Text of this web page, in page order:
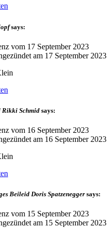
says:
vom 17 September 2023
am 17 September 2023
Rikki Schmid says:
vom 16 September 2023
am 16 September 2023
Beileid Doris Spatzenegger says:
vom 15 September 2023
am 15 September 2023